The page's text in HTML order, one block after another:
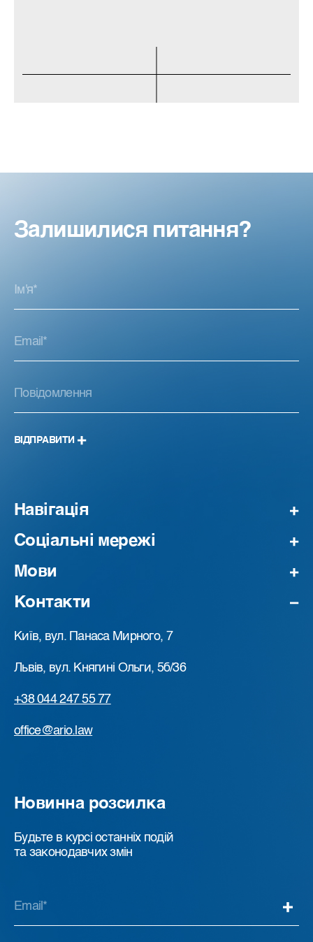
Залишилися питання?
ВІДПРАВИТИ
Навігація
Соціальні мережі
Мови
Контакти
Київ, вул. Панаса Мирного, 7
Львів, вул. Княгині Ольги, 5б/36
+38 044 247 55 77
office@ario.law
Новинна розсилка
Будьте в курсі останніх подій
та законодавчих змін